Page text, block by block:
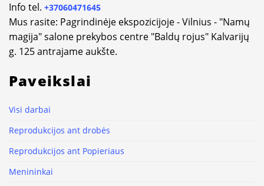
Info tel. +37060471645
Mus rasite: Pagrindinėje ekspozicijoje - Vilnius - "Namų
magija" salone prekybos centre "Baldų rojus" Kalvarijų
g. 125 antrajame aukšte.
Paveikslai
Visi darbai
Reprodukcijos ant drobės
Reprodukcijos ant Popieriaus
Menininkai